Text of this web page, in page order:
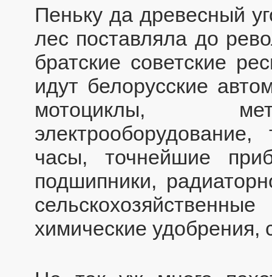
Пеньку да древесный
лес поставляла до
братские советские
идут белорусские
мотоциклы,
часы, точнейшие
подшипники,
химические удобрения,